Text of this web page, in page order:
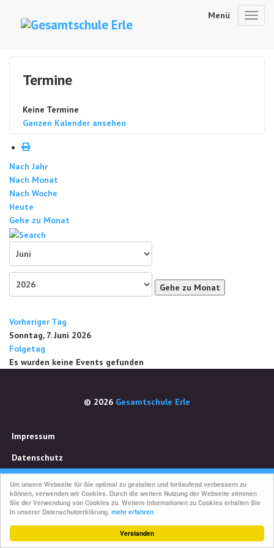
Verstanden
Um unsere Webseite für Sie optimal zu gestalten und fortlaufend verbessern zu
können, verwenden wir Cookies. Durch die weitere Nutzung der Webseite stimmen
Sie der Verwendung von Cookies zu. Weitere Informationen zu Cookies erhalten Sie
in unserer Datenschutzerklärung. mehr erfahren
Menü
Termine
Keine Termine
Ganzen Kalender ansehen
Nach Jahr
Nach Monat
Nach Woche
Heute
Gehe zu Monat
Gehe zu Monat
Vorheriger Tag
Sonntag, 7. Juni 2026
Folgetag
Es wurden keine Events gefunden
© 2026 Gesamtschule Erle
Impressum
Datenschutz